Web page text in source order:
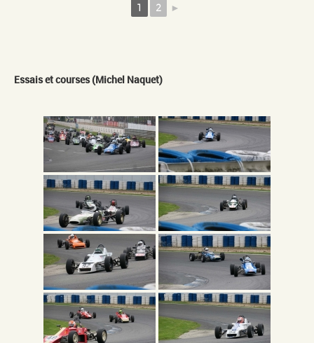
1 2 ►
Essais et courses (Michel Naquet)